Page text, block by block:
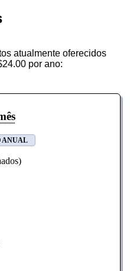
atualmente oferecidos
por ano:
ANUAL